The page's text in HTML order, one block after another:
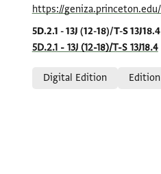
https://
Location in source
5D.2.1 - 13J (12-18)/T-S 13J18.4
5D.2.1 - 13J (12-18)/T-S 13J18.4
Digital Edition
Edition